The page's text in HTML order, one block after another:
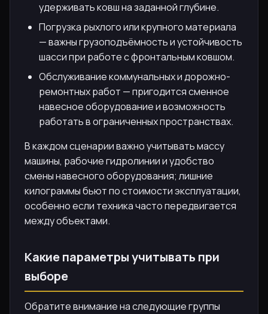
удерживать ковш на заданной глубине.
Погрузка рыхлого или крупного материала
— важны грузоподъёмность и устойчивость
шасси при работе с фронтальным ковшом.
Обслуживание коммунальных и дорожно-
ремонтных работ — пригодится сменное
навесное оборудование и возможность
работать в ограниченных пространствах.
В каждом сценарии важно учитывать массу
машины, рабочие гидролинии и удобство
смены навесного оборудования; лишние
килограммы бьют по стоимости эксплуатации,
особенно если техника часто передвигается
между объектами.
Какие параметры учитывать при
выборе
Обратите внимание на следующие группы